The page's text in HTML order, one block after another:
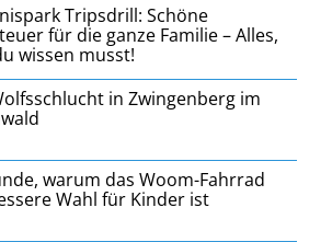
Tripsdrill: Schöne
für die ganze Familie – Alles,
wissen musst!
in Zwingenberg im
warum das Woom-Fahrrad
Wahl für Kinder ist